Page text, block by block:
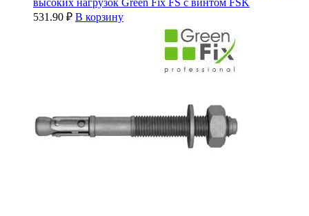
высоких нагрузок Green Fix FS с винтом FSK
531.90 ₽ В корзину